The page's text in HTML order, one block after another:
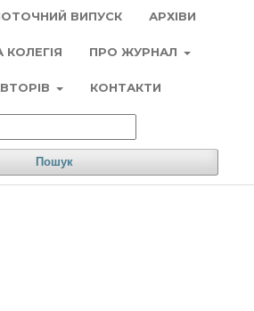
ВИПУСК АРХІВИ
КОЛЕГІЯ ПРО ЖУРНАЛ
КОНТАКТИ
Пошук